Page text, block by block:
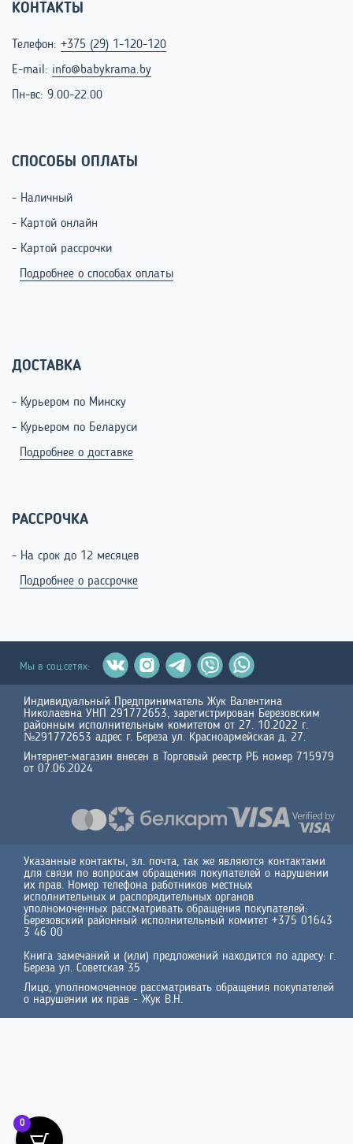
КОНТАКТЫ
Телефон: +375 (29) 1-120-120
E-mail: info@babykrama.by
Пн-вс: 9.00-22.00
СПОСОБЫ ОПЛАТЫ
- Наличный
- Картой онлайн
- Картой рассрочки
Подробнее о способах оплаты
ДОСТАВКА
- Курьером по Минску
- Курьером по Беларуси
Подробнее о доставке
РАССРОЧКА
- На срок до 12 месяцев
Подробнее о рассрочке
Мы в соц.сетях:
Индивидуальный Предприниматель Жук Валентина
Николаевна УНП 291772653, зарегистрирован Березовским
районным исполнительным комитетом от 27. 10.2022 г.
№291772653 адрес г. Береза ул. Красноармейская д. 27.
Интернет-магазин внесен в Торговый реестр РБ номер 715979
от 07.06.2024
Указанные контакты, эл. почта, так же являются контактами
для связи по вопросам обращения покупателей о нарушении
их прав. Номер телефона работников местных
исполнительных и распорядительных органов
уполномоченных рассматривать обращения покупателей:
Березовский районный исполнительный комитет +375 01643
3 46 00
Книга замечаний и (или) предложений находится по адресу: г.
Береза ул. Советская 35
Лицо, уполномоченное рассматривать обращения покупателей
о нарушении их прав - Жук В.Н.
0